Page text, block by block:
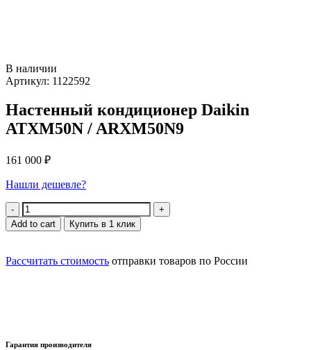
В наличии
Артикул: 1122592
Настенный кондиционер Daikin
ATXM50N / ARXM50N9
161 000 ₽
Нашли дешевле?
Quantity
Add to cart Купить в 1 клик
Рассчитать стоимость отправки товаров по России
Гарантия производителя